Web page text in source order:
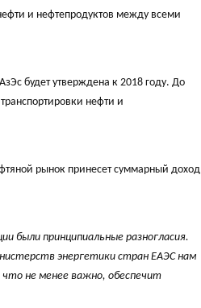
и нефтепродуктов между всеми
будет утверждена к 2018 году. До
нефти и
рынок принесет суммарный доход
были принципиальные разногласия.
энергетики стран ЕАЭС нам
что не менее важно, обеспечит